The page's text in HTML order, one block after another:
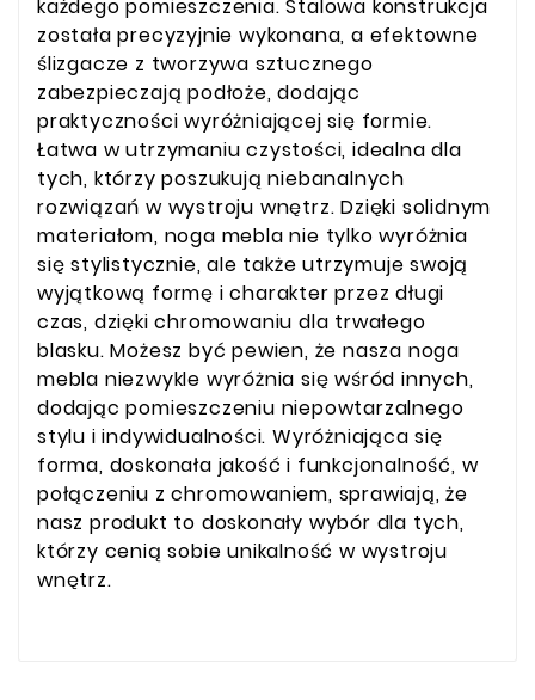
każdego pomieszczenia. Stalowa konstrukcja
została precyzyjnie wykonana, a efektowne
ślizgacze z tworzywa sztucznego
zabezpieczają podłoże, dodając
praktyczności wyróżniającej się formie.
Łatwa w utrzymaniu czystości, idealna dla
tych, którzy poszukują niebanalnych
rozwiązań w wystroju wnętrz. Dzięki solidnym
materiałom, noga mebla nie tylko wyróżnia
się stylistycznie, ale także utrzymuje swoją
wyjątkową formę i charakter przez długi
czas, dzięki chromowaniu dla trwałego
blasku. Możesz być pewien, że nasza noga
mebla niezwykle wyróżnia się wśród innych,
dodając pomieszczeniu niepowtarzalnego
stylu i indywidualności. Wyróżniająca się
forma, doskonała jakość i funkcjonalność, w
połączeniu z chromowaniem, sprawiają, że
nasz produkt to doskonały wybór dla tych,
którzy cenią sobie unikalność w wystroju
wnętrz.